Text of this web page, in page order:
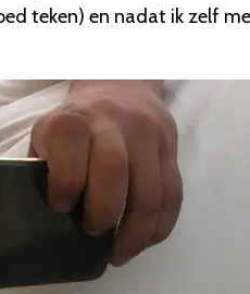
teken) en nadat ik zelf